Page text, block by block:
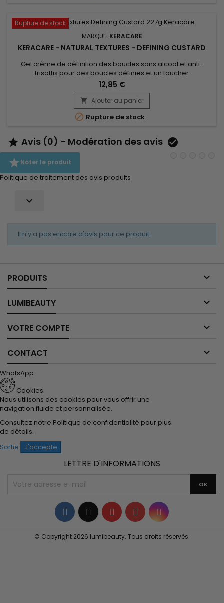
Rupture de stock
MARQUE: KERACARE
KERACARE - NATURAL TEXTURES - DEFINING CUSTARD
Gel crème de définition des boucles sans alcool et anti-
frisottis pour des boucles définies et un toucher
voluptueux.&nbsp; Sa formule enrichie en extraits d’Amla et
Shikakaï, permet d’ hydrater en profondeur et de nourrir les
cheveux tandis que l’huile d’Argan et d’Abyssinie apportent
une brillance naturelle aux boucles. Onctueux et non gras,...
12,85 €
 Ajouter au panier
 Rupture de stock
 Avis (0) - Modération des avis 
Noter le produit
Politique de traitement des avis produits

Il n'y a pas encore d'avis pour ce produit.
PRODUITS 
LUMIBEAUTY 
VOTRE COMPTE 
CONTACT 
WhatsApp
Cookies
Nous utilisons des cookies pour vous offrir une
navigation fluide et personnalisée.
Consultez notre Politique de confidentialité pour plus
de détails.
Sortie
J'accepte
LETTRE D'INFORMATIONS
Facebook
TwitterYouTubePinterestInstagram
© Copyright 2026 lumibeauty. Tous droits réservés.